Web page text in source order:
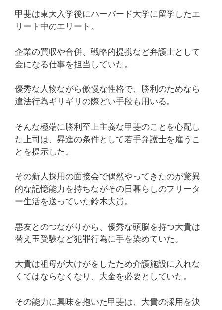
甲斐は東大入学後にハーバード大学に留学したエ
リート中のエリート。
企業の買収や合併、戦略的提携など弁護士として
金になる仕事を担当していた。
優秀な人物ながら傲慢な性格で、勝利のためなら
違法行為ギリギリの際どい手段も用いる。
そんな極端に勝利至上主義な甲斐のことを心配し
た上司は、昇進の条件として若手弁護士を雇うこ
とを提示した。
その新人採用の面接会で偶然やってきたのが驚異
的な記憶能力を持ちながその日暮らしのフリータ
ー生活を送っていた鈴木大貴。
悪友とのつながりから、優秀な頭脳を持つ大貴は
替え玉受験など犯罪行為に手を染めていた。
大貴は祖母が大けがをしたため介護施設に入れな
くてはならなくなり、大金を必要としていた。
その能力に興味を抱いた甲斐は、大貴の採用を決